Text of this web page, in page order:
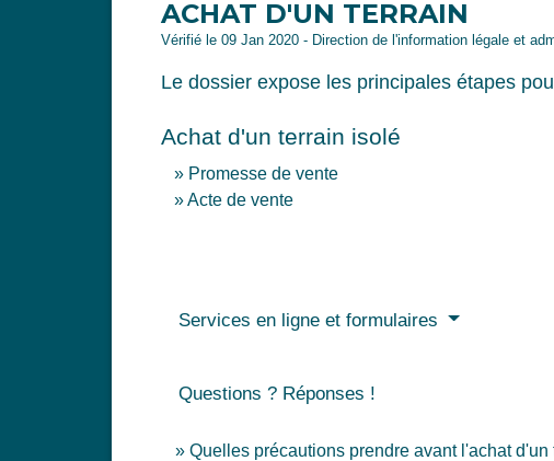
ACHAT D'UN TERRAIN
Vérifié le 09 Jan 2020 - Direction de l'information légale et
Le dossier expose les principales étapes
Achat d'un terrain isolé
Promesse de vente
Acte de vente
Services en ligne et formulaires
Questions ? Réponses !
Quelles précautions prendre avant l'achat